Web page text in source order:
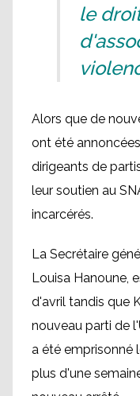
le
Alors que de
ont été
dirigeants de
leur soutien au
incarcérés.
La Secrétaire
Louisa Hanoune,
d'avril tandis que
nouveau parti de
a été emprisonné
plus d'une